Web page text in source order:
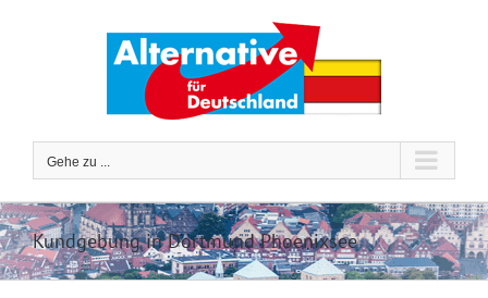
Gehe zu ...
Kundgebung in Dortmund Phoenixsee